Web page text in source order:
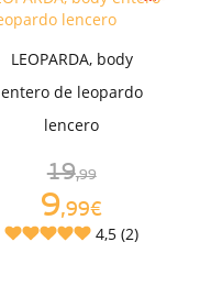
LEOPARDA, body
entero de leopardo
lencero
19,99
9,99€
4,5 (2)